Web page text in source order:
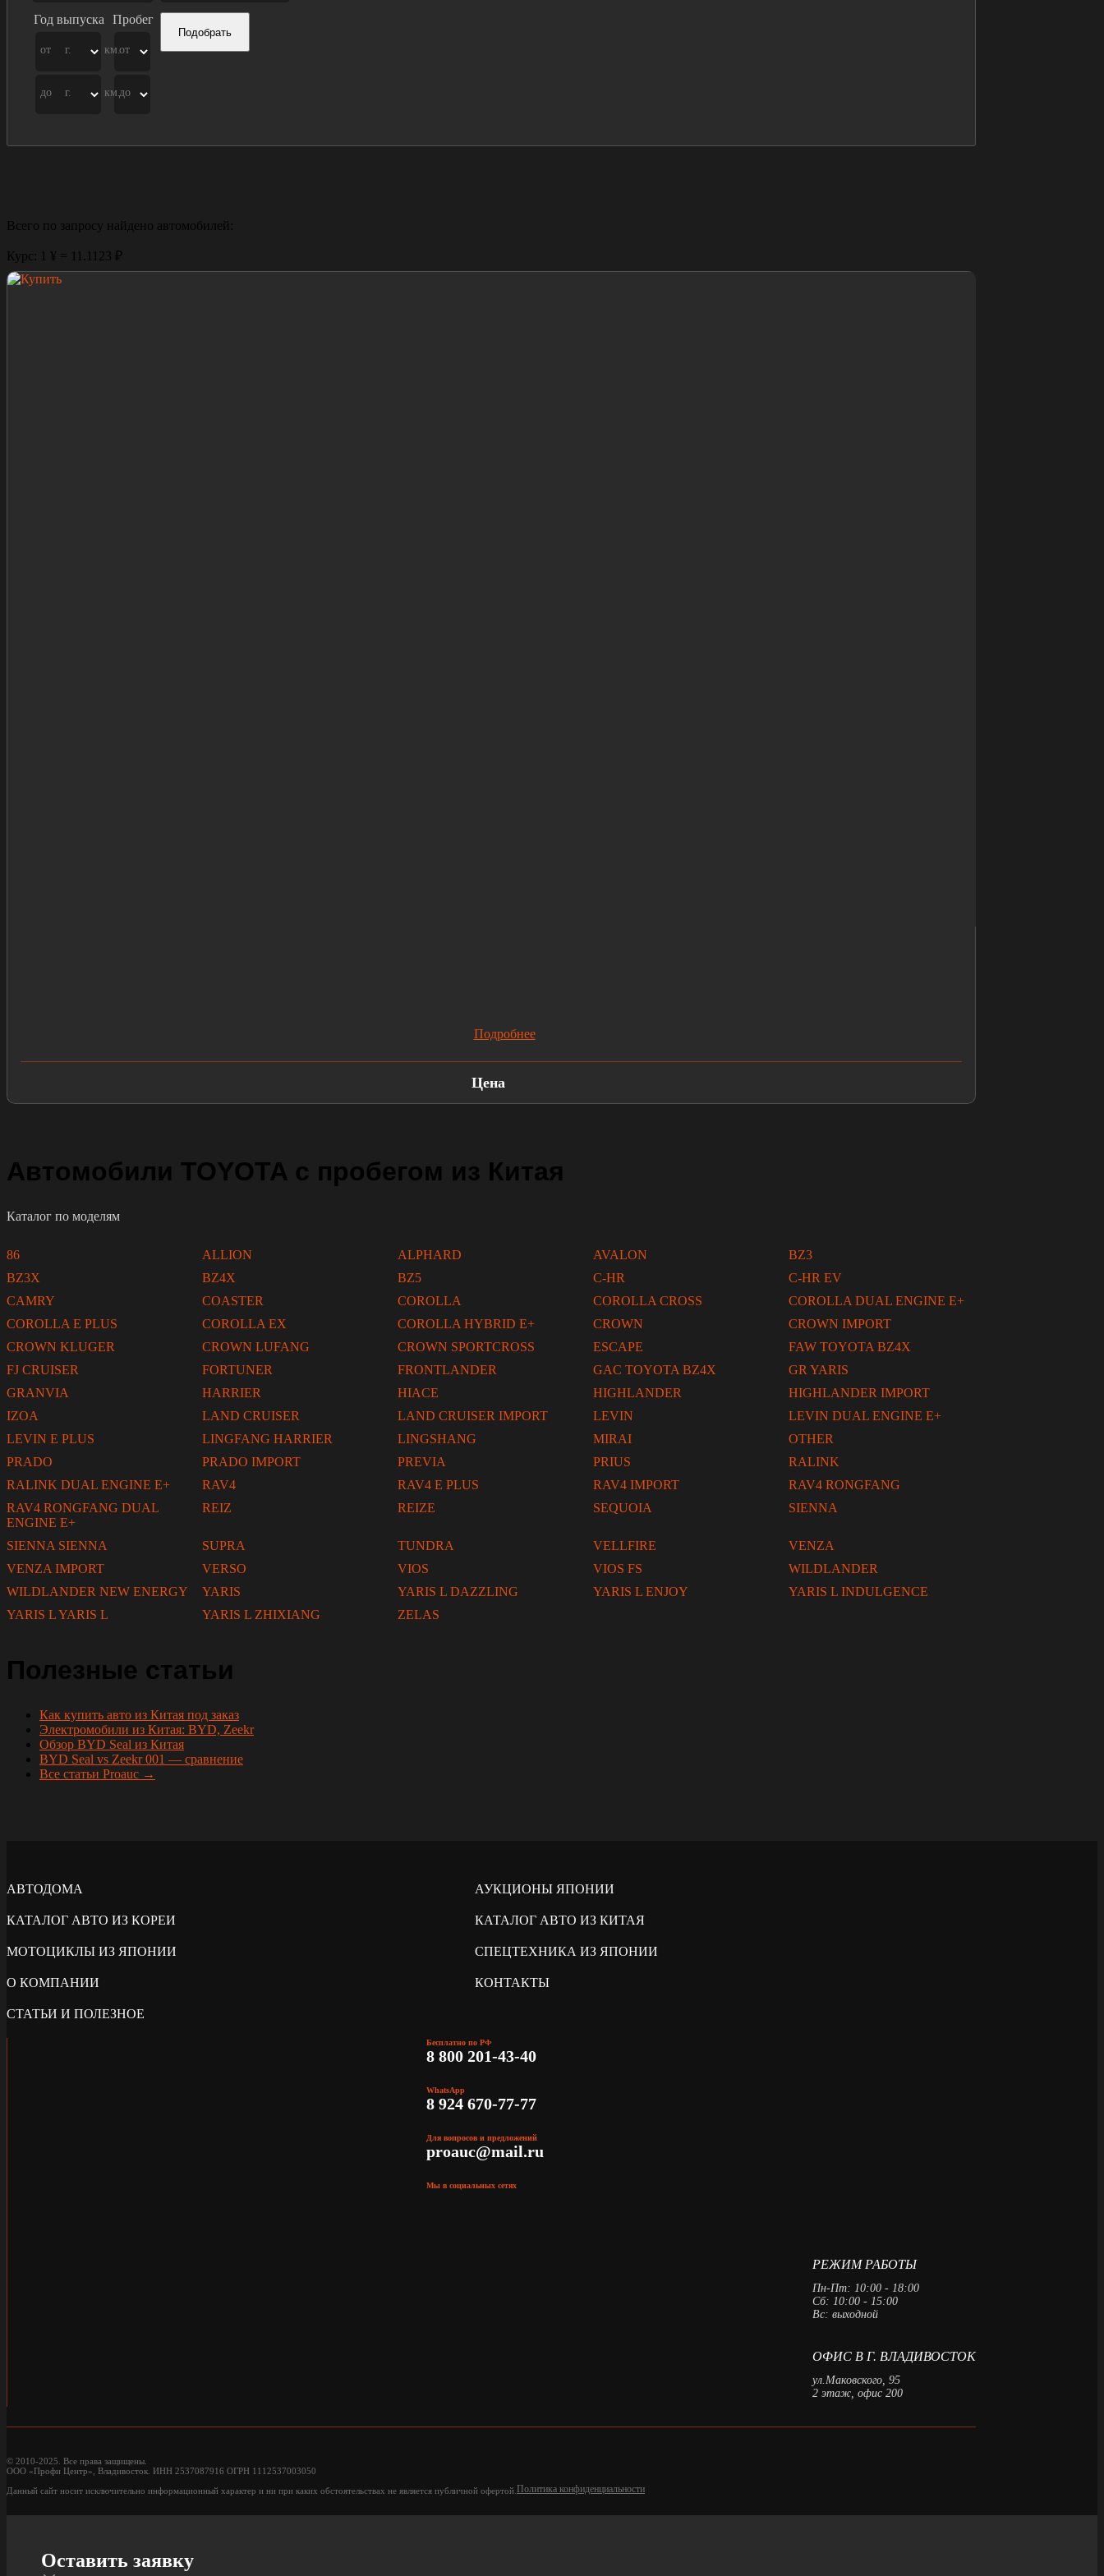
Год выпуска
от г.
до г.
Пробег
от
км.
до
км.
Подобрать
Всего по запросу найдено автомобилей:
Курс: 1 ¥ = 11.1123 ₽
Подробнее
Цена
Автомобили TOYOTA с пробегом из Китая
Каталог по моделям
86 ALLION ALPHARD AVALON
BZ3
BZ3X
BZ4X BZ5 C-HR
C-HR EV
CAMRY
COASTER COROLLA COROLLA CROSS
COROLLA DUAL ENGINE E+
COROLLA E PLUS
COROLLA EX COROLLA HYBRID E+ CROWN
CROWN IMPORT
CROWN KLUGER
CROWN LUFANG CROWN SPORTCROSS ESCAPE
FAW TOYOTA BZ4X
FJ CRUISER
FORTUNER FRONTLANDER GAC TOYOTA BZ4X
GR YARIS
GRANVIA
HARRIER HIACE HIGHLANDER
HIGHLANDER IMPORT
IZOA
LAND CRUISER LAND CRUISER IMPORT LEVIN
LEVIN DUAL ENGINE E+
LEVIN E PLUS
LINGFANG HARRIER LINGSHANG MIRAI
OTHER
PRADO
PRADO IMPORT PREVIA PRIUS
RALINK
RALINK DUAL ENGINE E+
RAV4 RAV4 E PLUS RAV4 IMPORT
RAV4 RONGFANG
RAV4 RONGFANG DUAL
ENGINE E+
REIZ REIZE SEQUOIA SIENNA
SIENNA SIENNA SUPRA TUNDRA VELLFIRE
VENZA
VENZA IMPORT
VERSO VIOS VIOS FS
WILDLANDER
WILDLANDER NEW ENERGY
YARIS YARIS L DAZZLING YARIS L ENJOY
YARIS L INDULGENCE
YARIS L YARIS L
YARIS L ZHIXIANG ZELAS
Полезные статьи
Как купить авто из Китая под заказ
Электромобили из Китая: BYD, Zeekr
Обзор BYD Seal из Китая
BYD Seal vs Zeekr 001 — сравнение
Все статьи Proauc →
АВТОДОМА АУКЦИОНЫ ЯПОНИИ
КАТАЛОГ АВТО ИЗ КОРЕИ КАТАЛОГ АВТО ИЗ КИТАЯ
МОТОЦИКЛЫ ИЗ ЯПОНИИ СПЕЦТЕХНИКА ИЗ ЯПОНИИ
О КОМПАНИИ КОНТАКТЫ
СТАТЬИ И ПОЛЕЗНОЕ
Бесплатно по РФ
8 800 201-43-40
WhatsApp
8 924 670-77-77
Для вопросов и предложений
proauc@mail.ru
Мы в социальных сетях
РЕЖИМ РАБОТЫ
Пн-Пт: 10:00 - 18:00
Сб: 10:00 - 15:00
Вс: выходной
ОФИС В Г. ВЛАДИВОСТОК
ул.Маковского, 95
2 этаж, офис 200
© 2010-2025. Все права защищены.
ООО «Профи Центр», Владивосток. ИНН 2537087916 ОГРН 1112537003050
Данный сайт носит исключительно информационный характер и ни при каких обстоятельствах не является публичной офертой. Политика конфиденциальности
Оставить заявку